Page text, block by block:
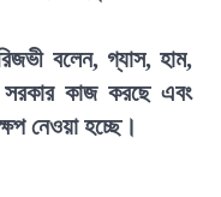
বলেন, গ্যাস, হাম,
সরকার কাজ করছে এবং
নেওয়া হচ্ছে।